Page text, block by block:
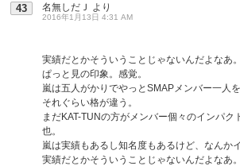
43 名無しだＪ より
2016年1月13日 4:31 AM
実績だとかそういうことじゃないんだよなあ。
ぱっと見の印象。感覚。
嵐は五人がかりでやっとSMAPメンバー一人を
それぐらい格が違う。
まだKAT-TUNの方がメンバー個々のインパク
也。
嵐は実績もあるし知名度もあるけど、なんか
実績だとかそういうことじゃないんだよなあ。